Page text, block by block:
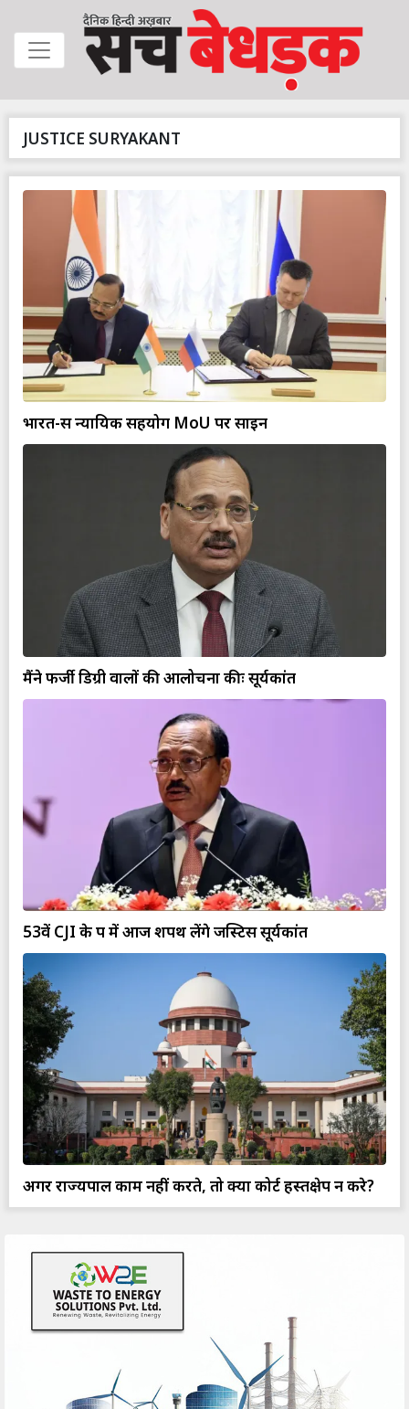
JUSTICE SURYAKANT
भारत-रूस न्यायिक सहयोग MoU पर साइन
मैंने फर्जी डिग्री वालों की आलोचना कीः सूर्यकांत
53वें CJI के रूप में आज शपथ लेंगे जस्टिस सूर्यकांत
अगर राज्यपाल काम नहीं करते, तो क्या कोर्ट हस्तक्षेप न करे?